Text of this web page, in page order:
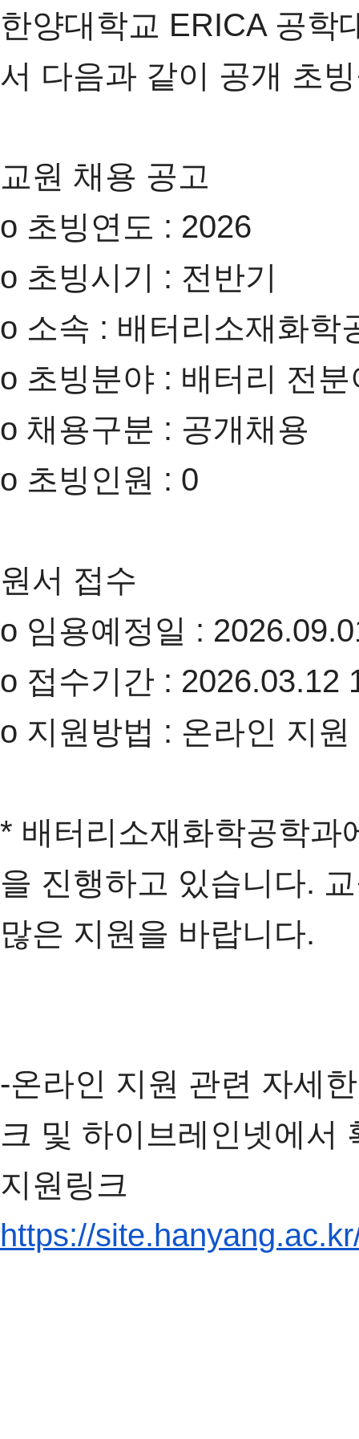
한양대학교 ERICA 공학
서 다음과 같이 공개 초
교원 채용 공고
o 초빙연도 : 2026
o 초빙시기 : 전반기
o 소속 : 배터리소재화학
o 초빙분야 : 배터리 전분
o 채용구분 : 공개채용
o 초빙인원 : 0
원서 접수
o 임용예정일 :
o 접수기간 : 2026.03.12
o 지원방법 : 온라인 지
* 배터리소재화학공학과
을 진행하고 있습니다.
많은 지원을 바랍니다.
-온라인 지원 관련 자세
크 및 하이브레인넷에서
지원링크
https://